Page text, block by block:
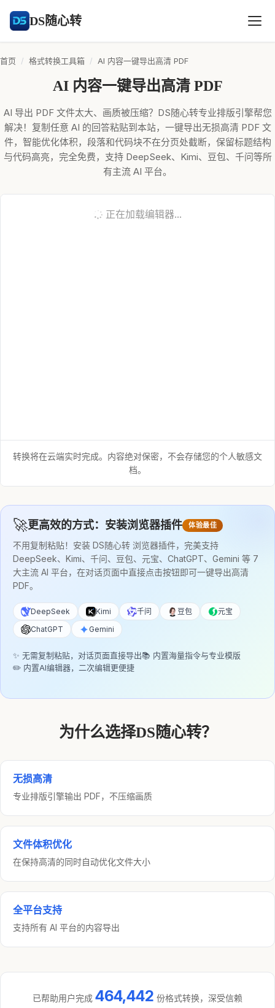
DS随心转
首页 / 格式转换工具箱 / AI 内容一键导出高清 PDF
AI 内容一键导出高清 PDF
AI 导出 PDF 文件太大、画质被压缩？DS随心转专业排版引擎帮您
解决！复制任意 AI 的回答粘贴到本站，一键导出无损高清 PDF 文
件，智能优化体积，段落和代码块不在分页处截断，保留标题结构
与代码高亮，完全免费，支持 DeepSeek、Kimi、豆包、千问等所
有主流 AI 平台。
正在加载编辑器...
转换将在云端实时完成。内容绝对保密，不会存储您的个人敏感文
档。
🚀更高效的方式：安装浏览器插件 体验最佳
不用复制粘贴！安装 DS随心转 浏览器插件，完美支持
DeepSeek、Kimi、千问、豆包、元宝、ChatGPT、Gemini 等 7
大主流 AI 平台，在对话页面中直接点击按钮即可一键导出高清
PDF。
DeepSeek Kimi 千问 豆包
元宝
ChatGPT
Gemini
✨ 无需复制粘贴，对话页面直接导出📚 内置海量指令与专业模版
✏️ 内置AI编辑器，二次编辑更便捷
为什么选择DS随心转？
无损高清
专业排版引擎输出 PDF，不压缩画质
文件体积优化
在保持高清的同时自动优化文件大小
全平台支持
支持所有 AI 平台的内容导出
已帮助用户完成 464,442 份格式转换，深受信赖